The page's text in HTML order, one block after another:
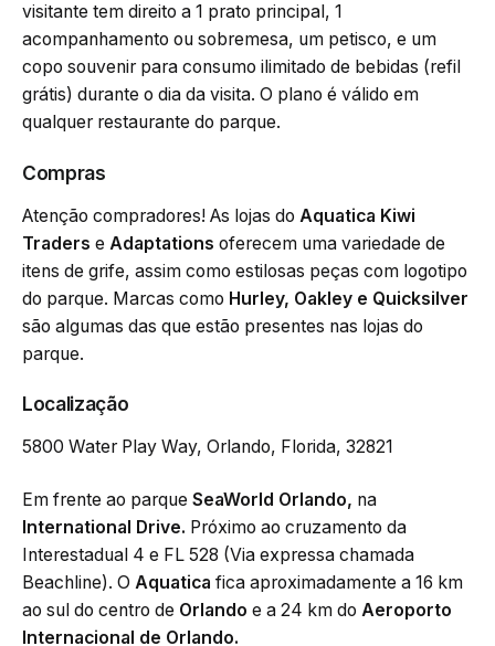
visitante tem direito a 1 prato principal, 1
acompanhamento ou sobremesa, um petisco, e um
copo souvenir para consumo ilimitado de bebidas (refil
grátis) durante o dia da visita. O plano é válido em
qualquer restaurante do parque.
Compras
Atenção compradores! As lojas do Aquatica Kiwi
Traders e Adaptations oferecem uma variedade de
itens de grife, assim como estilosas peças com logotipo
do parque. Marcas como Hurley, Oakley e Quicksilver
são algumas das que estão presentes nas lojas do
parque.
Localização
5800 Water Play Way, Orlando, Florida, 32821
Em frente ao parque SeaWorld Orlando, na
International Drive. Próximo ao cruzamento da
Interestadual 4 e FL 528 (Via expressa chamada
Beachline). O Aquatica fica aproximadamente a 16 km
ao sul do centro de Orlando e a 24 km do Aeroporto
Internacional de Orlando.